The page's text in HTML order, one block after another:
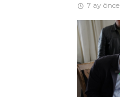
7 ay önce